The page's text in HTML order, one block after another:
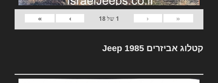
«
‹
1 של18
›
»
קטלוג אביזרים Jeep 1985